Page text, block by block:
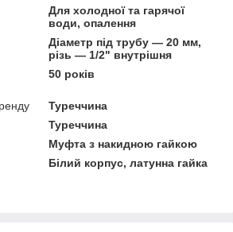
Для холодної та гарячої
води, опалення
Діаметр під трубу — 20 мм,
різь — 1/2" внутрішня
50 років
Туреччина
Туреччина
Муфта з накидною гайкою
Білий корпус, латунна гайка